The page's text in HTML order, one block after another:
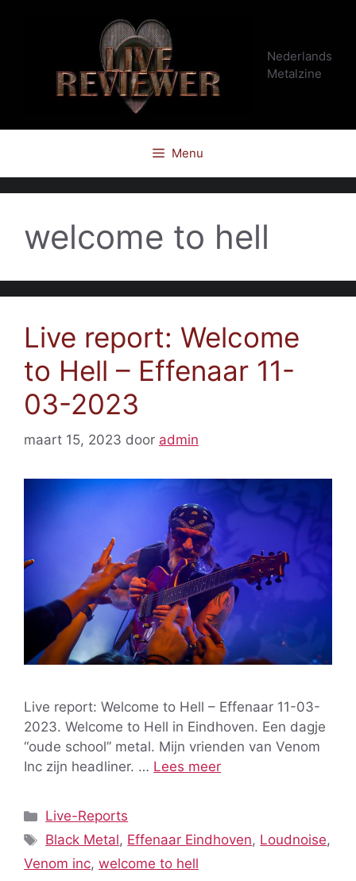
Nederlands
Metalzine
Menu
welcome to hell
Live report: Welcome
to Hell – Effenaar 11-
03-2023
maart 15, 2023 door admin
Live report: Welcome to Hell – Effenaar 11-03-
2023. Welcome to Hell in Eindhoven. Een dagje
“oude school” metal. Mijn vrienden van Venom
Inc zijn headliner. … Lees meer
Categorieën
Live-Reports
Tags
Black Metal, Effenaar Eindhoven, Loudnoise,
Venom inc, welcome to hell